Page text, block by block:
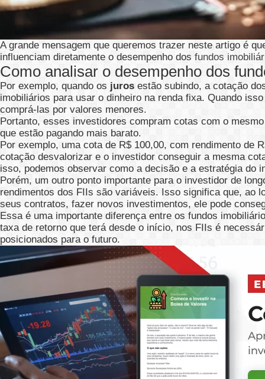
A grande mensagem que queremos trazer neste artigo é
influenciam diretamente o desempenho dos fundos
Como analisar o desempenho dos
Por exemplo, quando os juros estão subindo, a cotação
imobiliários para usar o dinheiro na renda fixa. Quando
comprá-las por valores menores.
Portanto, esses investidores compram cotas com o
que estão pagando mais barato.
Por exemplo, uma cota de R$ 100,00, com rendimento de
cotação desvalorizar e o investidor conseguir a mesma
isso, podemos observar como a decisão e a estratégia do
Porém, um outro ponto importante para o investidor de
rendimentos dos FIIs são variáveis. Isso significa que, ao
seus contratos, fazer novos investimentos, ele pode
Essa é uma importante diferença entre os fundos
taxa de retorno que terá desde o início, nos FIIs é
posicionados para o futuro.